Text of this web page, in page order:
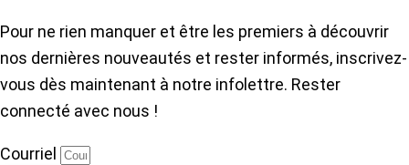
Pour ne rien manquer et être les premiers à découvrir
nos dernières nouveautés et rester informés, inscrivez-
vous dès maintenant à notre infolettre. Rester
connecté avec nous !
Courriel